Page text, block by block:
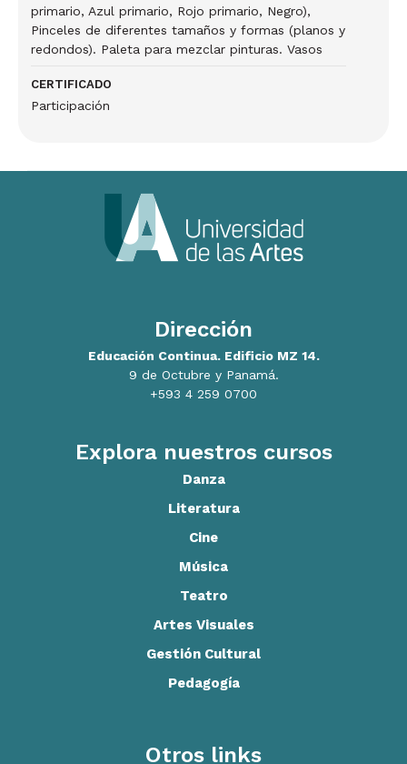
primario, Azul primario, Rojo primario, Negro),
Pinceles de diferentes tamaños y formas (planos y
redondos). Paleta para mezclar pinturas. Vasos
CERTIFICADO
Participación
Dirección
Educación Continua. Edificio MZ 14.
9 de Octubre y Panamá.
+593 4 259 0700
Explora nuestros cursos
Danza
Literatura
Cine
Música
Teatro
Artes Visuales
Gestión Cultural
Pedagogía
Otros links